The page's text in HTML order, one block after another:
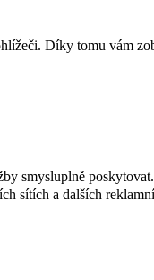
Díky tomu vám
smysluplně poskytovat.
sítích a dalších